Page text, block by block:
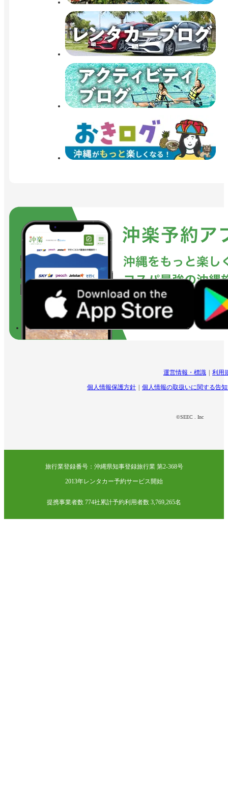
運営情報・標識 利用
個人情報保護方針 個人情報の取扱いに関する告
©SEEC . Inc
旅行業登録番号：沖縄県知事登録旅行業 第2-368号
2013年レンタカー予約サービス開始
提携事業者数 774社累計予約利用者数 3,769,265名